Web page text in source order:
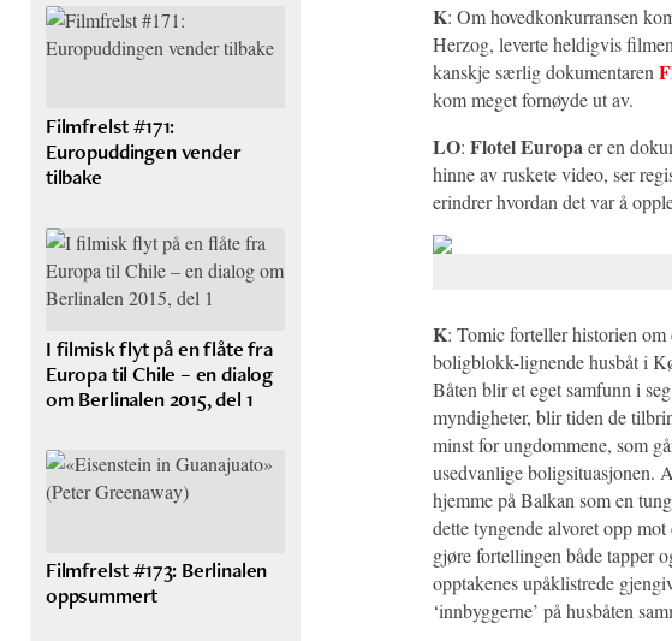
K: Om hovedkonkurransen
Herzog, leverte heldigvis
kanskje særlig dokumentaren
kom meget fornøyde ut av.
LO: Flotel Europaer en
hinne av ruskete video, ser
erindrer hvordan det var å
K: Tomic forteller historien
boligblokk-lignende husbåt i
Båten blir et eget samfunn i
myndigheter, blir tiden de
minst for ungdommene, som
usedvanlige boligsituasjonen.
hjemme på Balkan som en
dette tyngende alvoret opp
gjøre fortellingen både tapper
opptakenes upåklistrede
‘innbyggerne’ på husbåten
Filmfrelst #171:
Europuddingen vender
tilbake
I filmisk flyt på en flåte fra
Europa til Chile – en dialog
om Berlinalen 2015, del 1
Filmfrelst #173: Berlinalen
oppsummert